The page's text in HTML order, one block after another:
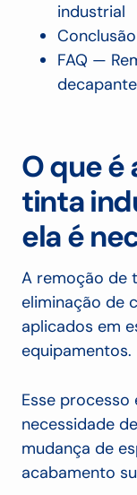
industrial
Conclusão
FAQ —
O que é
tinta
ela é
A remoção de
eliminação de
aplicados em
equipamentos.
Esse processo
necessidade
mudança de
acabamento